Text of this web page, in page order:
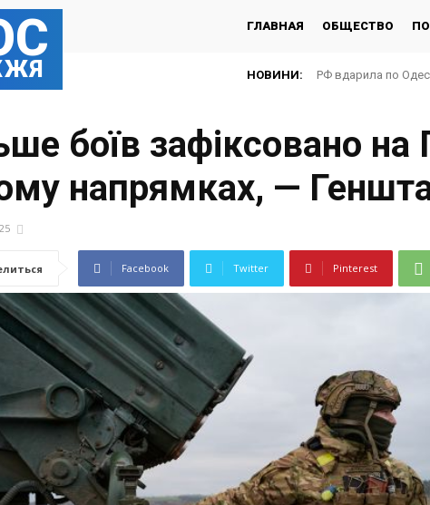
ГЛАВНАЯ ОБЩЕСТВО
НОВИНИ: РФ вдарила по
боїв зафіксовано
напрямках, —
Facebook Twitter Pinterest